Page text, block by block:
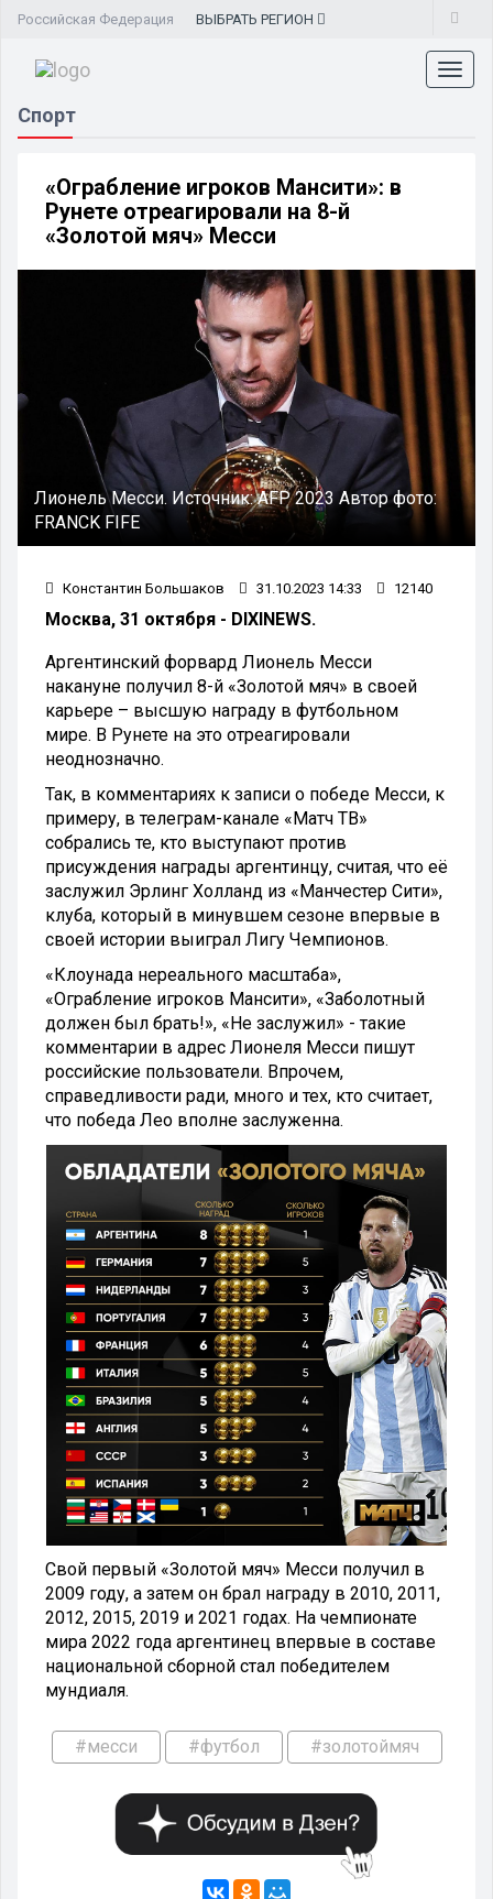
Российская Федерация ВЫБРАТЬ РЕГИОН
Спорт
«Ограбление игроков Мансити»: в
Рунете отреагировали на 8-й
«Золотой мяч» Месси
Лионель Месси. Источник:AFP 2023Автор фото:
FRANCK FIFE
Константин Большаков 31.10.2023 14:33 12140
Москва, 31 октября - DIXINEWS.
Аргентинский форвард Лионель Месси
накануне получил 8-й «Золотой мяч» в своей
карьере – высшую награду в футбольном
мире. В Рунете на это отреагировали
неоднозначно.
Так, в комментариях к записи о победе Месси, к
примеру, в телеграм-канале «Матч ТВ»
собрались те, кто выступают против
присуждения награды аргентинцу, считая, что её
заслужил Эрлинг Холланд из «Манчестер Сити»,
клуба, который в минувшем сезоне впервые в
своей истории выиграл Лигу Чемпионов.
«Клоунада нереального масштаба»,
«Ограбление игроков Мансити», «Заболотный
должен был брать!», «Не заслужил» - такие
комментарии в адрес Лионеля Месси пишут
российские пользователи. Впрочем,
справедливости ради, много и тех, кто считает,
что победа Лео вполне заслуженна.
Свой первый «Золотой мяч» Месси получил в
2009 году, а затем он брал награду в 2010, 2011,
2012, 2015, 2019 и 2021 годах. На чемпионате
мира 2022 года аргентинец впервые в составе
национальной сборной стал победителем
мундиаля.
#месси #футбол #золотоймяч